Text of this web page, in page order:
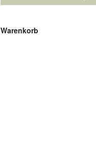
Warenkorb